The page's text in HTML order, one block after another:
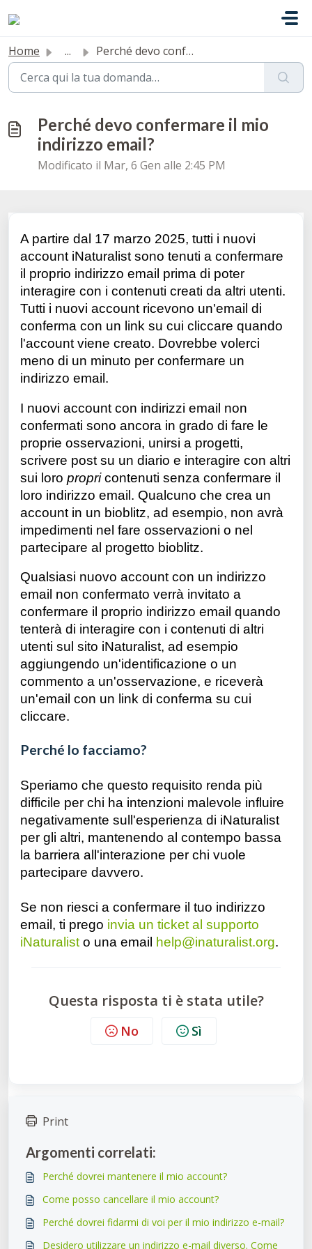
Home ... Perché devo confermare il mio indirizzo email?
Perché devo confermare il mio
indirizzo email?
Modificato il Mar, 6 Gen alle 2:45 PM
A partire dal 17 marzo 2025, tutti i nuovi
account iNaturalist sono tenuti a confermare
il proprio indirizzo email prima di poter
interagire con i contenuti creati da altri utenti.
Tutti i nuovi account ricevono un'email di
conferma con un link su cui cliccare quando
l'account viene creato. Dovrebbe volerci
meno di un minuto per confermare un
indirizzo email.
I nuovi account con indirizzi email non
confermati sono ancora in grado di fare le
proprie osservazioni, unirsi a progetti,
scrivere post su un diario e interagire con altri
sui loro propricontenuti senza confermare il
loro indirizzo email. Qualcuno che crea un
account in un bioblitz, ad esempio, non avrà
impedimenti nel fare osservazioni o nel
partecipare al progetto bioblitz.
Qualsiasi nuovo account con un indirizzo
email non confermato verrà invitato a
confermare il proprio indirizzo email quando
tenterà di interagire con i contenuti di altri
utenti sul sito iNaturalist, ad esempio
aggiungendo un'identificazione o un
commento a un'osservazione, e riceverà
un'email con un link di conferma su cui
cliccare.
Perché lo facciamo?
Speriamo che questo requisito renda più
difficile per chi ha intenzioni malevole influire
negativamente sull'esperienza di iNaturalist
per gli altri, mantenendo al contempo bassa
la barriera all'interazione per chi vuole
partecipare davvero.
Se non riesci a confermare il tuo indirizzo
email, ti prego invia un ticket al supporto
iNaturalist o una email help@inaturalist.org.
Questa risposta ti è stata utile?
No Sì
Print
Argomenti correlati:
Perché dovrei mantenere il mio account?
Come posso cancellare il mio account?
Perché dovrei fidarmi di voi per il mio indirizzo e-mail?
Desidero utilizzare un indirizzo e-mail diverso. Come